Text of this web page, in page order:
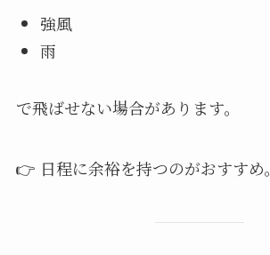
強風
雨
で飛ばせない場合があります。
👉 日程に余裕を持つのがおすすめ。